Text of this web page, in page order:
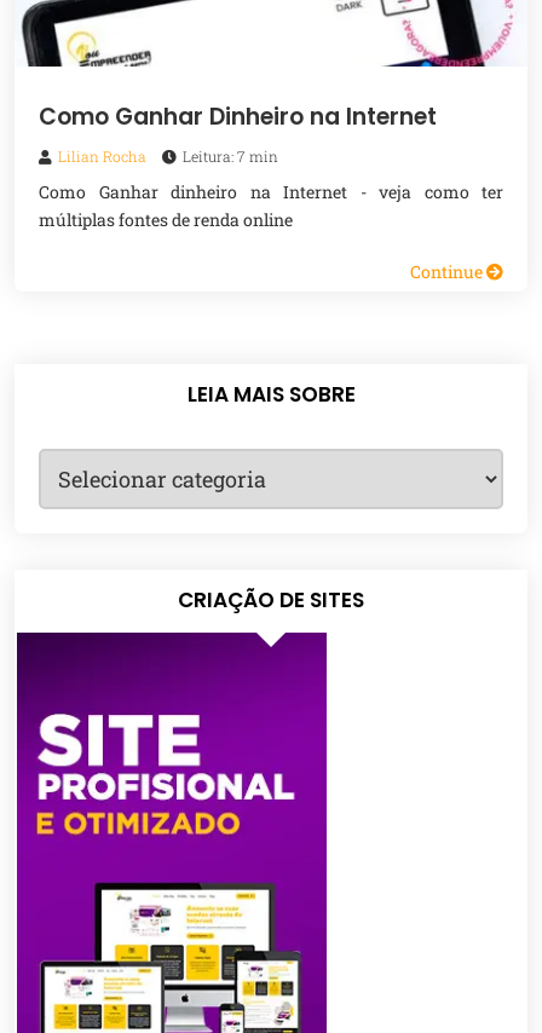
Como Ganhar Dinheiro na Internet
Lilian Rocha Leitura: 7 min
Como Ganhar dinheiro na Internet - veja como ter
múltiplas fontes de renda online
Continue
LEIA MAIS SOBRE
CRIAÇÃO DE SITES